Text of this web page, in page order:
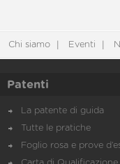
Chi siamo Eventi
Patenti
La patente di guida
Tutte le pratiche
Foglio rosa e prove